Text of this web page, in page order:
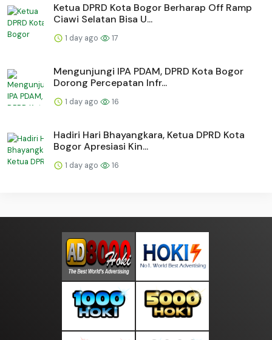
Ketua DPRD Kota Bogor Berharap Off Ramp
Ciawi Selatan Bisa U...
1 day ago 17
Mengunjungi IPA PDAM, DPRD Kota Bogor
Dorong Percepatan Infr...
1 day ago 16
Hadiri Hari Bhayangkara, Ketua DPRD Kota
Bogor Apresiasi Kin...
1 day ago 16